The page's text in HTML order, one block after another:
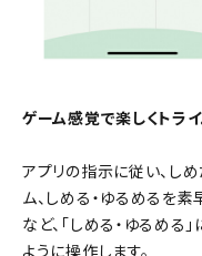
ゲーム感覚で楽しくトライ
アプリの指示に従い、し
ム、しめる・ゆるめるを
など、「しめる・ゆるめ
ように操作します。